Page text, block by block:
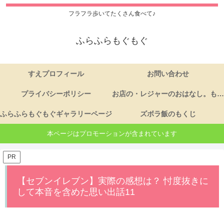
フラフラ歩いてたくさん食べて♪
ふらふらもぐもぐ
すえプロフィール お問い合わせ
プライバシーポリシー お店の・レジャーのおはなし。もくじ
ふらふらもぐもぐギャラリーページ ズボラ飯のもくじ
本ページはプロモーションが含まれています
PR
【セブンイレブン】実際の感想は？ 忖度抜きに
して本音を含めた思い出話11